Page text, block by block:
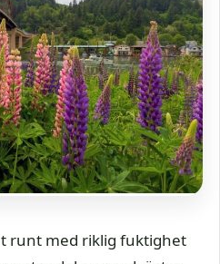
runt med riklig fuktighet